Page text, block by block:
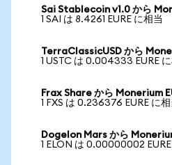
Sai Stablecoin v1.0 から
1 SAI は 8.4261 EURE に相当
TerraClassicUSD から
1 USTC は 0.004333 EURE
Frax Share から Monerium
1 FXS は 0.236376 EURE に相
Dogelon Mars から
1 ELON は 0.00000002 EURE